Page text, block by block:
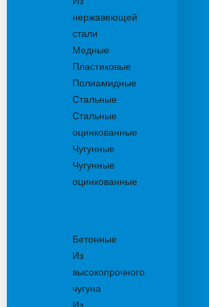
нержавеющей
стали
Медные
Пластиковые
Полиамидные
Стальные
Стальные
оцинкованные
Чугунные
Чугунные
оцинкованные
Бетонные
Из
высокопрочного
чугуна